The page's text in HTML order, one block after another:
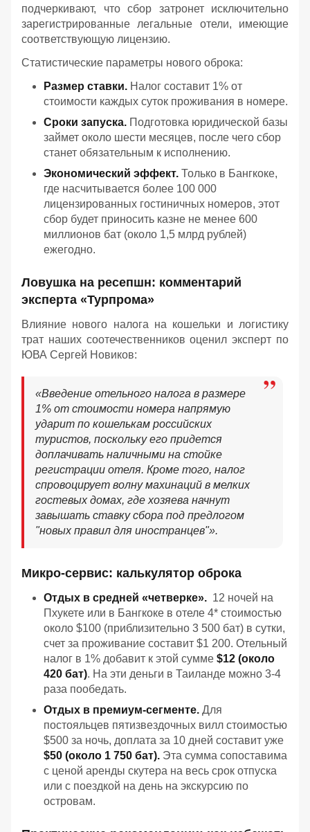
подчеркивают, что сбор затронет исключительно
зарегистрированные легальные отели, имеющие
соответствующую лицензию.
Статистические параметры нового оброка:
Размер ставки. Налог составит 1% от
стоимости каждых суток проживания в номере.
Сроки запуска. Подготовка юридической базы
займет около шести месяцев, после чего сбор
станет обязательным к исполнению.
Экономический эффект. Только в Бангкоке,
где насчитывается более 100 000
лицензированных гостиничных номеров, этот
сбор будет приносить казне не менее 600
миллионов бат (около 1,5 млрд рублей)
ежегодно.
Ловушка на ресепшн: комментарий
эксперта «Турпрома»
Влияние нового налога на кошельки и логистику
трат наших соотечественников оценил эксперт по
ЮВА Сергей Новиков:
«Введение отельного налога в размере
1% от стоимости номера напрямую
ударит по кошелькам российских
туристов, поскольку его придется
доплачивать наличными на стойке
регистрации отеля. Кроме того, налог
спровоцирует волну махинаций в мелких
гостевых домах, где хозяева начнут
завышать ставку сбора под предлогом
"новых правил для иностранцев"».
Микро-сервис: калькулятор оброка
Отдых в средней «четверке». 12 ночей на
Пхукете или в Бангкоке в отеле 4* стоимостью
около $100 (приблизительно 3 500 бат) в сутки,
счет за проживание составит $1 200. Отельный
налог в 1% добавит к этой сумме $12 (около
420 бат). На эти деньги в Таиланде можно 3-4
раза пообедать.
Отдых в премиум-сегменте. Для
постояльцев пятизвездочных вилл стоимостью
$500 за ночь, доплата за 10 дней составит уже
$50 (около 1 750 бат). Эта сумма сопоставима
с ценой аренды скутера на весь срок отпуска
или с поездкой на день на экскурсию по
островам.